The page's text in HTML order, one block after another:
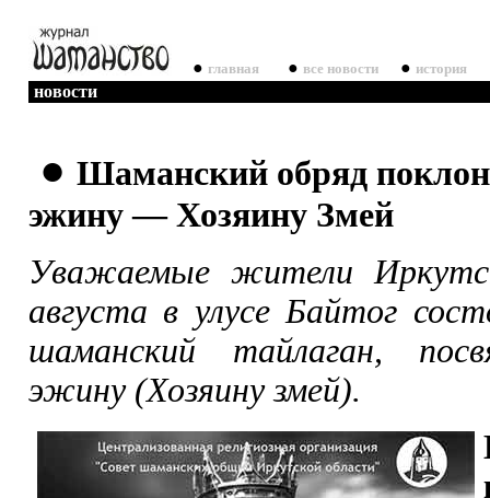
● главная ● все новости ● история
новости
● Шаманский обряд
эжину — Хозяину Змей
Уважаемые жители
августа в улусе Байтог
шаманский тайлаган,
эжину (Хозяину змей).